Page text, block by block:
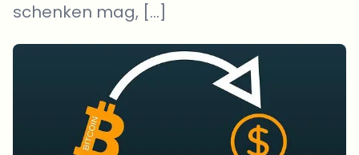
schenken mag, […]